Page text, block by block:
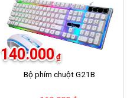
Bộ phím chuột G21B
140.000 ₫